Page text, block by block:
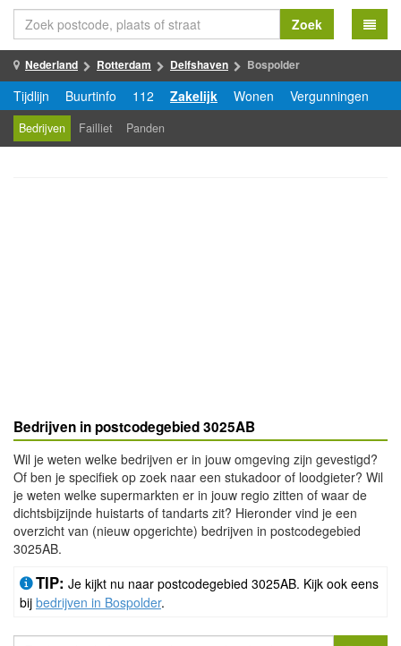
Zoek
Nederland Rotterdam Delfshaven Bospolder
Tijdlijn Buurtinfo 112 Zakelijk Wonen Vergunningen
Bedrijven Failliet Panden
Bedrijven in postcodegebied 3025AB
Wil je weten welke bedrijven er in jouw omgeving zijn gevestigd?
Of ben je specifiek op zoek naar een stukadoor of loodgieter? Wil
je weten welke supermarkten er in jouw regio zitten of waar de
dichtsbijzijnde huistarts of tandarts zit? Hieronder vind je een
overzicht van (nieuw opgerichte) bedrijven in postcodegebied
3025AB.
TIP: Je kijkt nu naar postcodegebied 3025AB. Kijk ook eens
bij bedrijven in Bospolder.